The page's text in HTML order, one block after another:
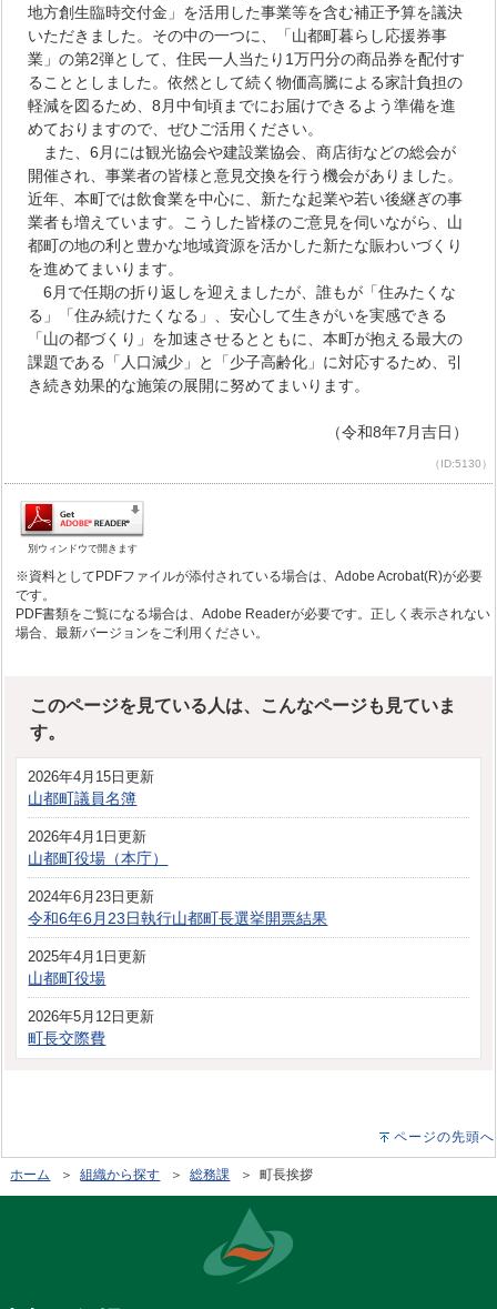
地方創生臨時交付金」を活用した事業等を含む補正予算を議決
いただきました。その中の一つに、「山都町暮らし応援券事
業」の第2弾として、住民一人当たり1万円分の商品券を配付す
ることとしました。依然として続く物価高騰による家計負担の
軽減を図るため、8月中旬頃までにお届けできるよう準備を進
めておりますので、ぜひご活用ください。
また、6月には観光協会や建設業協会、商店街などの総会が
開催され、事業者の皆様と意見交換を行う機会がありました。
近年、本町では飲食業を中心に、新たな起業や若い後継ぎの事
業者も増えています。こうした皆様のご意見を伺いながら、山
都町の地の利と豊かな地域資源を活かした新たな賑わいづくり
を進めてまいります。
6月で任期の折り返しを迎えましたが、誰もが「住みたくな
る」「住み続けたくなる」、安心して生きがいを実感できる
「山の都づくり」を加速させるとともに、本町が抱える最大の
課題である「人口減少」と「少子高齢化」に対応するため、引
き続き効果的な施策の展開に努めてまいります。
（令和8年7月吉日）
（ID:5130）
別ウィンドウで開きます
※資料としてPDFファイルが添付されている場合は、Adobe Acrobat(R)が必要
です。
PDF書類をご覧になる場合は、Adobe Readerが必要です。正しく表示されない
場合、最新バージョンをご利用ください。
このページを見ている人は、こんなページも見ていま
す。
2026年4月15日更新
山都町議員名簿
2026年4月1日更新
山都町役場（本庁）
2024年6月23日更新
令和6年6月23日執行山都町長選挙開票結果
2025年4月1日更新
山都町役場
2026年5月12日更新
町長交際費
ページの先頭へ
ホーム ＞組織から探す ＞総務課 ＞ 町長挨拶